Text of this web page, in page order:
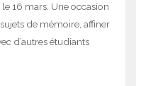
16 mars. Une occasion
de mémoire, affiner
d’autres étudiants